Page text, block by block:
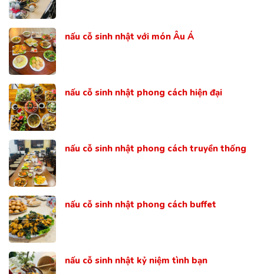
nấu cỗ sinh nhật với món Âu Á
nấu cỗ sinh nhật phong cách hiện đại
nấu cỗ sinh nhật phong cách truyền thống
nấu cỗ sinh nhật phong cách buffet
nấu cỗ sinh nhật kỷ niệm tình bạn